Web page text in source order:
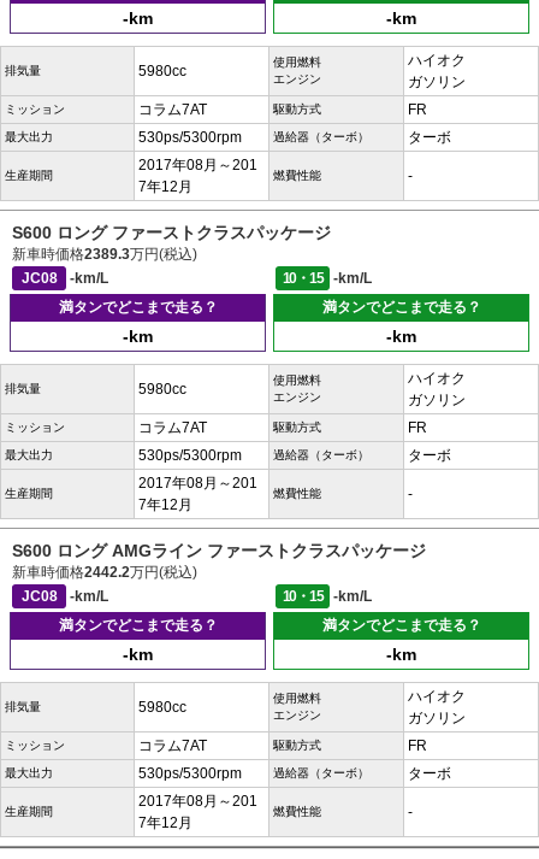
-km -km
排気量 5980cc
使用燃料
エンジン
ハイオク
ガソリン
ミッション コラム7AT 駆動方式 FR
最大出力 530ps/5300rpm 過給器（ターボ） ターボ
生産期間
2017年08月～201
7年12月
燃費性能 -
S600 ロング ファーストクラスパッケージ
新車時価格2389.3万円(税込)
JC08
-km/L 10・15
-km/L
満タンでどこまで走る？
-km
満タンでどこまで走る？
-km
排気量 5980cc
使用燃料
エンジン
ハイオク
ガソリン
ミッション コラム7AT 駆動方式 FR
最大出力 530ps/5300rpm 過給器（ターボ） ターボ
生産期間
2017年08月～201
7年12月
燃費性能 -
S600 ロング AMGライン ファーストクラスパッケージ
新車時価格2442.2万円(税込)
JC08
-km/L 10・15
-km/L
満タンでどこまで走る？
-km
満タンでどこまで走る？
-km
排気量 5980cc
使用燃料
エンジン
ハイオク
ガソリン
ミッション コラム7AT 駆動方式 FR
最大出力 530ps/5300rpm 過給器（ターボ） ターボ
生産期間
2017年08月～201
7年12月
燃費性能 -